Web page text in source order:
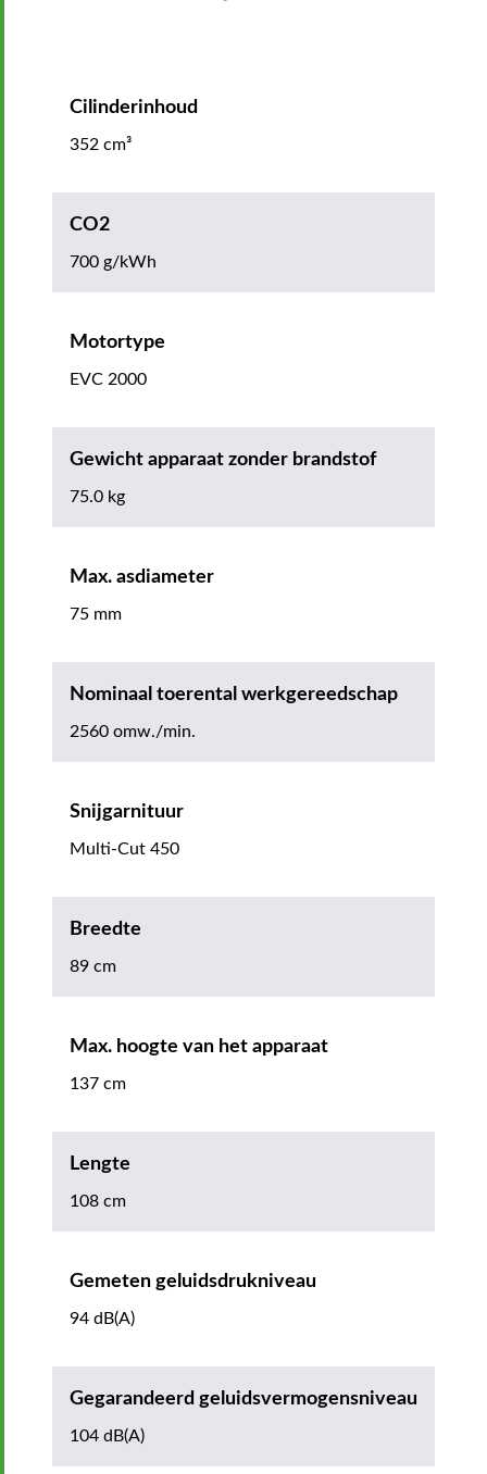
Cilinderinhoud
352 cm³
CO2
700 g/kWh
Motortype
EVC 2000
Gewicht apparaat zonder brandstof
75.0 kg
Max. asdiameter
75 mm
Nominaal toerental werkgereedschap
2560 omw./min.
Snijgarnituur
Multi-Cut 450
Breedte
89 cm
Max. hoogte van het apparaat
137 cm
Lengte
108 cm
Gemeten geluidsdrukniveau
94 dB(A)
Gegarandeerd geluidsvermogensniveau
104 dB(A)